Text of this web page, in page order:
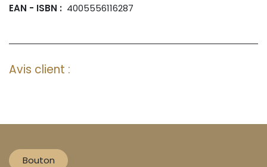
EAN - ISBN : 4005556116287
Avis client :
Bouton